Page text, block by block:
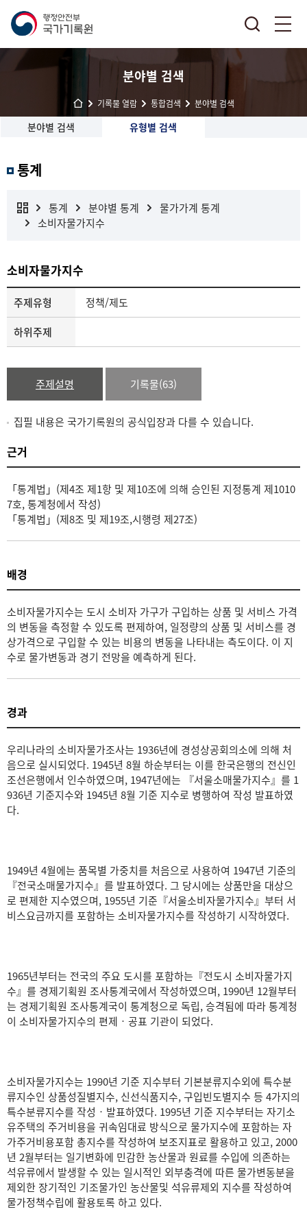
분야별 검색
기록물 열람 통합검색 분야별 검색
분야별 검색 유형별 검색
통계
통계 분야별 통계
물가가계 통계
소비자물가지수
소비자물가지수
주제유형
정책/제도
하위주제
주제설명 기록물(63)
집필 내용은 국가기록원의 공식입장과 다를 수 있습니다.
근거
「통계법」(제4조 제1항 및 제10조에 의해 승인된 지정통계 제1010
7호, 통계청에서 작성)
「통계법」(제8조 및 제19조,시행령 제27조)
배경
소비자물가지수는 도시 소비자 가구가 구입하는 상품 및 서비스 가격
의 변동을 측정할 수 있도록 편제하여, 일정량의 상품 및 서비스를 경
상가격으로 구입할 수 있는 비용의 변동을 나타내는 측도이다. 이 지
수로 물가변동과 경기 전망을 예측하게 된다.
경과
우리나라의 소비자물가조사는 1936년에 경성상공회의소에 의해 처
음으로 실시되었다. 1945년 8월 하순부터는 이를 한국은행의 전신인
조선은행에서 인수하였으며, 1947년에는 『서울소매물가지수』를 1
936년 기준지수와 1945년 8월 기준 지수로 병행하여 작성 발표하였
다.
1949년 4월에는 품목별 가중치를 처음으로 사용하여 1947년 기준의
『전국소매물가지수』를 발표하였다. 그 당시에는 상품만을 대상으
로 편제한 지수였으며, 1955년 기준『서울소비자물가지수』부터 서
비스요금까지를 포함하는 소비자물가지수를 작성하기 시작하였다.
1965년부터는 전국의 주요 도시를 포함하는『전도시 소비자물가지
수』를 경제기획원 조사통계국에서 작성하였으며, 1990년 12월부터
는 경제기획원 조사통계국이 통계청으로 독립, 승격됨에 따라 통계청
이 소비자물가지수의 편제‧공표 기관이 되었다.
소비자물가지수는 1990년 기준 지수부터 기본분류지수외에 특수분
류지수인 상품성질별지수, 신선식품지수, 구입빈도별지수 등 4가지의
특수분류지수를 작성‧발표하였다. 1995년 기준 지수부터는 자기소
유주택의 주거비용을 귀속임대료 방식으로 물가지수에 포함하는 자
가주거비용포함 총지수를 작성하여 보조지표로 활용하고 있고, 2000
년 2월부터는 일기변화에 민감한 농산물과 원료를 수입에 의존하는
석유류에서 발생할 수 있는 일시적인 외부충격에 따른 물가변동분을
제외한 장기적인 기조물가인 농산물및 석유류제외 지수를 작성하여
물가정책수립에 활용토록 하고 있다.